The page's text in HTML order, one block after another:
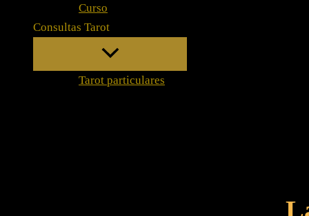
Curso
Consultas Tarot
Tarot particulares